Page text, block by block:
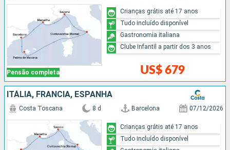
Pensão completa US$ 679
Crianças grátis até 17 anos
Tudo incluído disponível
Gastronomia italiana
Clube infantil a partir dos 3 anos
ITÁLIA, FRANCIA, ESPANHA
Costa Toscana 8 d Barcelona 07/12/2026
Crianças grátis até 17 anos
Tudo incluído disponível